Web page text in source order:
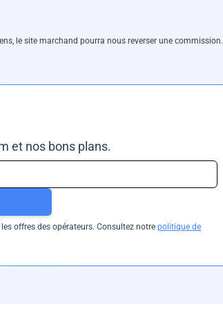
le site marchand pourra nous reverser une commission.
et nos bons plans.
offres des opérateurs. Consultez notre politique de